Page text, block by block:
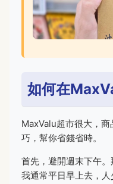
如何在
MaxValu超市很大，
巧，幫你省錢省時。
首先，避開週末下午。
我通常平日早上去，